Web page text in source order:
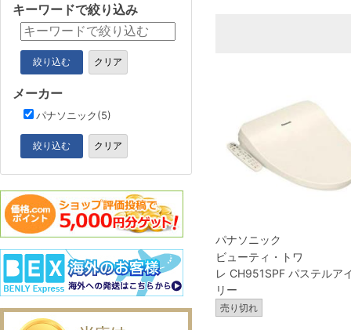
パナソニック
ビューティ・トワ
レ CH951SPF パステルア
リー
売り切れ
キーワードで絞り込み
絞り込む クリア
メーカー
パナソニック(5)
絞り込む クリア